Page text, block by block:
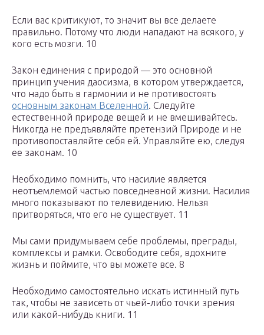
Если вас критикуют, то значит вы все делаете
правильно. Потому что люди нападают на всякого, у
кого есть мозги. 10
Закон единения с природой — это основной
принцип учения даосизма, в котором утверждается,
что надо быть в гармонии и не противостоять
основным законам Вселенной. Следуйте
естественной природе вещей и не вмешивайтесь.
Никогда не предъявляйте претензий Природе и не
противопоставляйте себя ей. Управляйте ею, следуя
ее законам. 10
Необходимо помнить, что насилие является
неотъемлемой частью повседневной жизни. Насилия
много показывают по телевидению. Нельзя
притворяться, что его не существует. 11
Мы сами придумываем себе проблемы, преграды,
комплексы и рамки. Освободите себя, вдохните
жизнь и поймите, что вы можете все. 8
Необходимо самостоятельно искать истинный путь
так, чтобы не зависеть от чьей-либо точки зрения
или какой-нибудь книги. 11